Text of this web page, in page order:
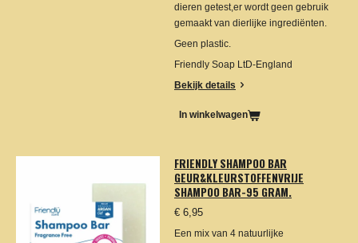
dieren getest,er wordt geen gebruik
gemaakt van dierlijke ingrediënten.
Geen plastic.
Friendly Soap LtD-England
Bekijk details
In winkelwagen
FRIENDLY SHAMPOO BAR
GEUR&KLEURSTOFFENVRIJE
SHAMPOO BAR-95 GRAM.
€ 6,95
Een mix van 4 natuurlijke